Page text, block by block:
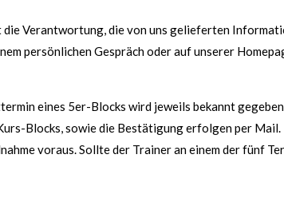
die Verantwortung, die von uns gelieferten
persönlichen Gespräch oder auf unserer
eines 5er-Blocks wird jeweils bekannt
Blocks, sowie die Bestätigung erfolgen per
voraus. Sollte der Trainer an einem der fünf